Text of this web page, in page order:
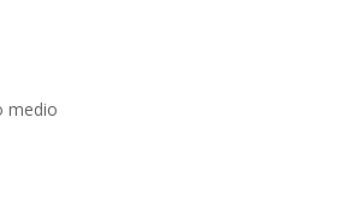
medio